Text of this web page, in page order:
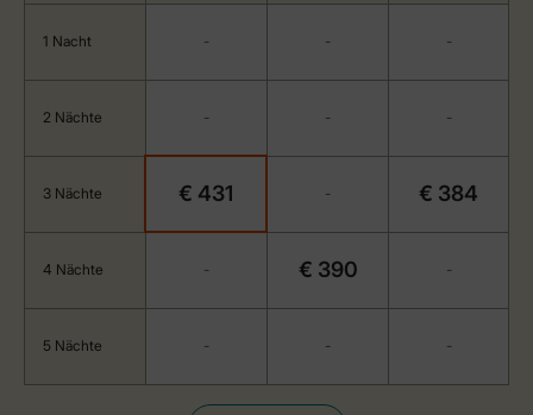
1 Nacht - - -
2 Nächte - - -
3 Nächte € 431 - € 384
4 Nächte - € 390 -
5 Nächte - - -